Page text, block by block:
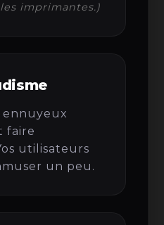
imprimantes.)
faire
utilisateurs
un peu.